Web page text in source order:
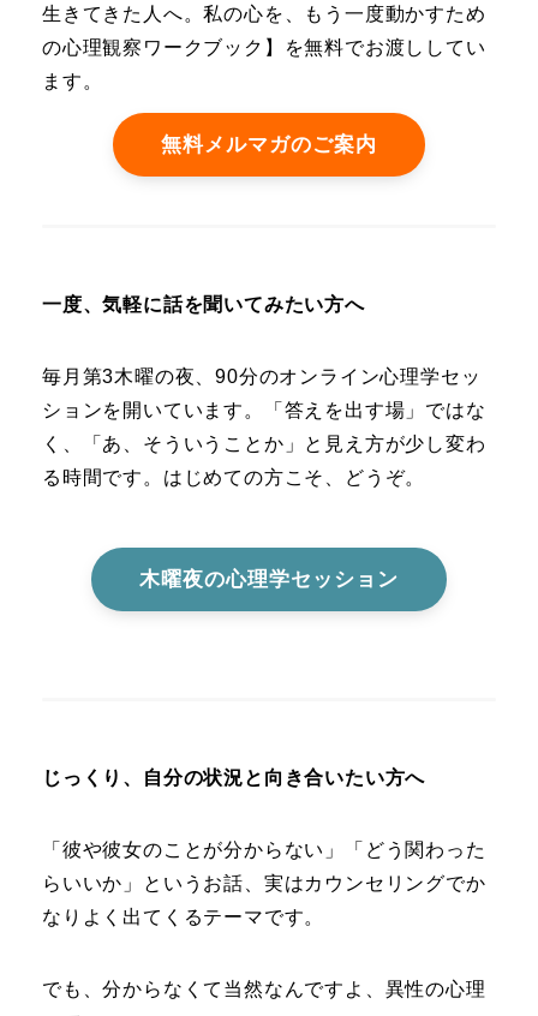
生きてきた人へ。私の心を、もう一度動かすため
の心理観察ワークブック】を無料でお渡ししてい
ます。
無料メルマガのご案内
一度、気軽に話を聞いてみたい方へ
毎月第3木曜の夜、90分のオンライン心理学セッ
ションを開いています。「答えを出す場」ではな
く、「あ、そういうことか」と見え方が少し変わ
る時間です。はじめての方こそ、どうぞ。
木曜夜の心理学セッション
じっくり、自分の状況と向き合いたい方へ
「彼や彼女のことが分からない」「どう関わった
らいいか」というお話、実はカウンセリングでか
なりよく出てくるテーマです。
でも、分からなくて当然なんですよ、異性の心理